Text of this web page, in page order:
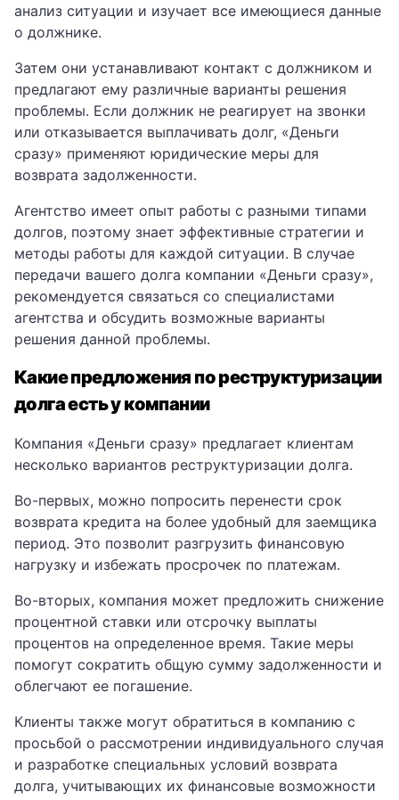
анализ ситуации и изучает все имеющиеся данные
о должнике.
Затем они устанавливают контакт с должником и
предлагают ему различные варианты решения
проблемы. Если должник не реагирует на звонки
или отказывается выплачивать долг, «Деньги
сразу» применяют юридические меры для
возврата задолженности.
Агентство имеет опыт работы с разными типами
долгов, поэтому знает эффективные стратегии и
методы работы для каждой ситуации. В случае
передачи вашего долга компании «Деньги сразу»,
рекомендуется связаться со специалистами
агентства и обсудить возможные варианты
решения данной проблемы.
Какие предложения по реструктуризации
долга есть у компании
Компания «Деньги сразу» предлагает клиентам
несколько вариантов реструктуризации долга.
Во-первых, можно попросить перенести срок
возврата кредита на более удобный для заемщика
период. Это позволит разгрузить финансовую
нагрузку и избежать просрочек по платежам.
Во-вторых, компания может предложить снижение
процентной ставки или отсрочку выплаты
процентов на определенное время. Такие меры
помогут сократить общую сумму задолженности и
облегчают ее погашение.
Клиенты также могут обратиться в компанию с
просьбой о рассмотрении индивидуального случая
и разработке специальных условий возврата
долга, учитывающих их финансовые возможности